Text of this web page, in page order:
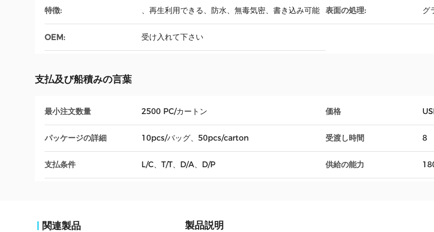
特徴: 、再生利用できる、防水、無毒気密、書き込み可能 表面の処理: グ
OEM: 受け入れて下さい
支払及び船積みの言葉
最小注文数量 2500 PC/カートン 価格
パッケージの詳細 10pcs/バッグ、50pcs/carton 受渡し時間 8
支払条件 L/C、T/T、D/A、D/P 供給の能力
関連製品 製品説明